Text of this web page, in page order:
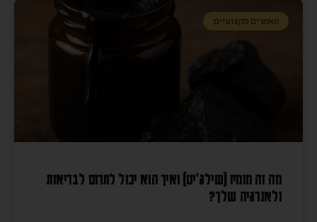
מאמרים מקצועיים
מה זה מומיו (שילג׳יט) ואיך הוא יכול לתרום לבריאות
ולאנרגיה שלך?